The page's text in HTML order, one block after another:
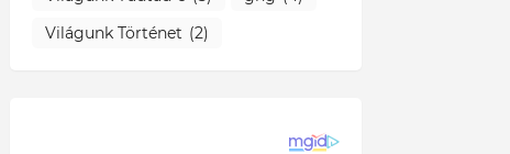
Világunk Történet (2)